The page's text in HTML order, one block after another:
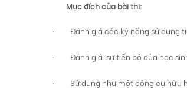
Mục đích của bài thi:
· Đánh giá các kỹ năng sử dụng
· Đánh giá sự tiến bộ của học
·
Sử dụng như một công cụ hữu